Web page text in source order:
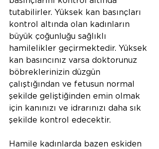
tutabilirler. Yüksek kan basınçları
kontrol altında olan kadınların
büyük çoğunluğu sağlıklı
hamilelikler geçirmektedir. Yüksek
kan basıncınız varsa doktorunuz
böbreklerinizin düzgün
çalıştığından ve fetusun normal
şekilde geliştiğinden emin olmak
için kanınızı ve idrarınızı daha sık
şekilde kontrol edecektir.
Hamile kadınlarda bazen eskiden